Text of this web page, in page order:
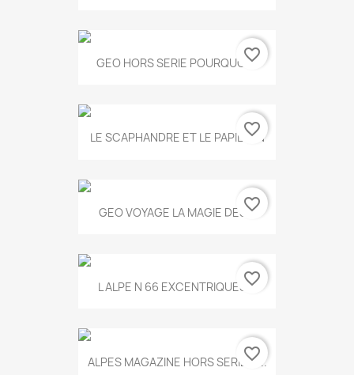
GEO HORS SERIE POURQUOI...
favorite_border
LE SCAPHANDRE ET LE PAPILLON
favorite_border
GEO VOYAGE LA MAGIE DES...
favorite_border
L ALPE N 66 EXCENTRIQUES...
favorite_border
ALPES MAGAZINE HORS SERIE N...
favorite_border